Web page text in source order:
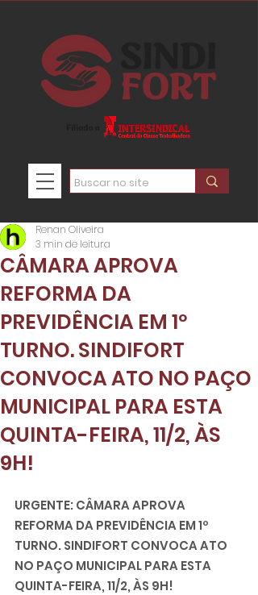
CÂMARA APROVA
REFORMA DA
PREVIDÊNCIA EM 1º
TURNO. SINDIFORT
CONVOCA ATO NO PAÇO
MUNICIPAL PARA ESTA
QUINTA-FEIRA, 11/2, ÀS
9H!
Renan Oliveira
3 min de leitura
URGENTE: CÂMARA APROVA
REFORMA DA PREVIDÊNCIA EM 1º
TURNO. SINDIFORT CONVOCA ATO
NO PAÇO MUNICIPAL PARA ESTA
QUINTA-FEIRA, 11/2, ÀS 9H!